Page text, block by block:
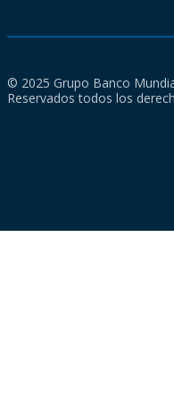
© 2025 Grupo Banco
Reservados todos los